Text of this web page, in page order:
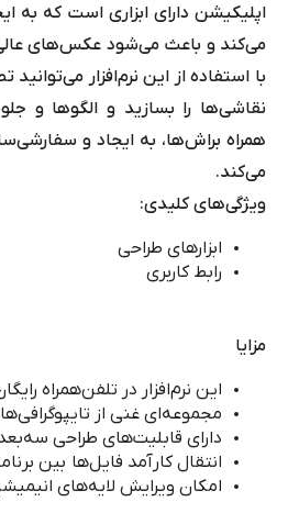
اپلیکیشن دارای ابزاری است که به
می‌کند و باعث می‌شود عکس‌های عالی
با استفاده از این نرم‌افزار
نقاشی‌ها را بسازید و الگوها و
همراه براش‌ها، به ایجاد و
می‌کند.
ویژگی‌های کلیدی:
ابزارهای طراحی
رابط کاربری
مزایا
این نرم‌افزار در تلفن‌همراه
مجموعه‌ای غنی از تایپوگرافی‌ها
دارای قابلیت‌های طراحی
انتقال کارآمد فایل‌ها بین
امکان ویرایش لایه‌های